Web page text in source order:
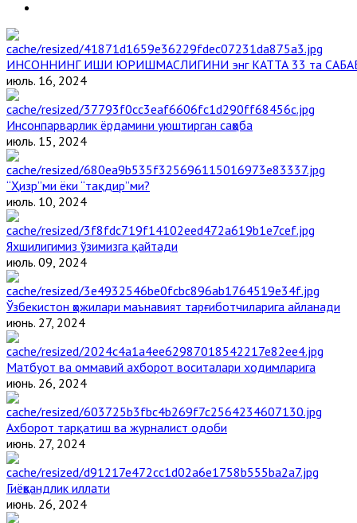
ИНСОННИНГ ИШИ ЮРИШМАСЛИГИНИ энг КАТТА 33 та
июль. 16, 2024
Инсонпарварлик ёрдамини уюштирган саҳоба
июль. 15, 2024
“Ҳизр”ми ёки “тақдир”ми?
июль. 10, 2024
Яхшилигимиз ўзимизга қайтади
июль. 09, 2024
Ўзбекистон ҳожилари маънавият тарғиботчиларига айланади
июнь. 27, 2024
Матбуот ва оммавий ахборот воситалари ходимларига
июнь. 26, 2024
Ахборот тарқатиш ва журналист одоби
июнь. 27, 2024
Гиёҳвандлик иллати
июнь. 26, 2024